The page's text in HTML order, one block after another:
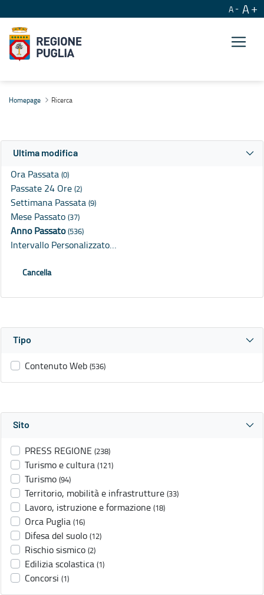
A A
Homepage Ricerca
Ultima modifica
Ora Passata (0)
Passate 24 Ore (2)
Settimana Passata (9)
Mese Passato (37)
Anno Passato(536)
Intervallo Personalizzato…
Cancella
Tipo
Contenuto Web (536)
Sito
PRESS REGIONE (238)
Turismo e cultura (121)
Turismo (94)
Territorio, mobilità e infrastrutture (33)
Lavoro, istruzione e formazione (18)
Orca Puglia (16)
Difesa del suolo (12)
Rischio sismico (2)
Edilizia scolastica (1)
Concorsi (1)